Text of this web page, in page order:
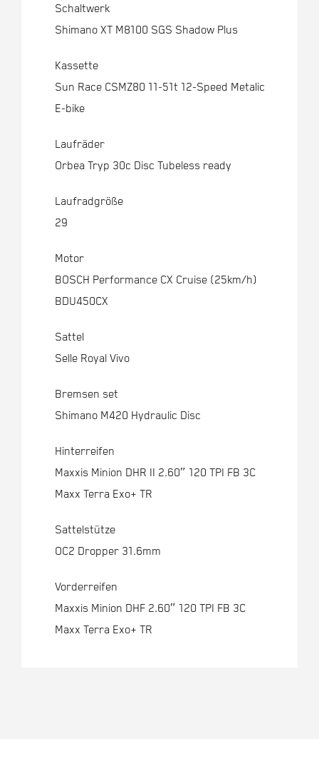
Schaltwerk
Shimano XT M8100 SGS Shadow Plus
Kassette
Sun Race CSMZ80 11-51t 12-Speed Metalic
E-bike
Laufräder
Orbea Tryp 30c Disc Tubeless ready
Laufradgröße
29
Motor
BOSCH Performance CX Cruise (25km/h)
BDU450CX
Sattel
Selle Royal Vivo
Bremsen set
Shimano M420 Hydraulic Disc
Hinterreifen
Maxxis Minion DHR II 2.60″ 120 TPI FB 3C
Maxx Terra Exo+ TR
Sattelstütze
OC2 Dropper 31.6mm
Vorderreifen
Maxxis Minion DHF 2.60″ 120 TPI FB 3C
Maxx Terra Exo+ TR